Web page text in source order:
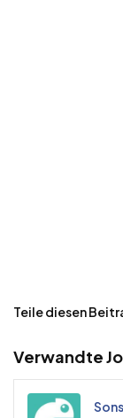
Teile diesen
Verwandte